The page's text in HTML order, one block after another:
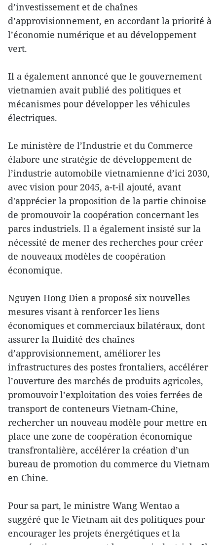
d’investissement et de chaînes
d’approvisionnement, en accordant la priorité à
l’économie numérique et au développement
vert.
Il a également annoncé que le gouvernement
vietnamien avait publié des politiques et
mécanismes pour développer les véhicules
électriques.
Le ministère de l’Industrie et du Commerce
élabore une stratégie de développement de
l’industrie automobile vietnamienne d’ici 2030,
avec vision pour 2045, a-t-il ajouté, avant
d'apprécier la proposition de la partie chinoise
de promouvoir la coopération concernant les
parcs industriels. Il a également insisté sur la
nécessité de mener des recherches pour créer
de nouveaux modèles de coopération
économique.
Nguyen Hong Dien a proposé six nouvelles
mesures visant à renforcer les liens
économiques et commerciaux bilatéraux, dont
assurer la fluidité des chaînes
d’approvisionnement, améliorer les
infrastructures des postes frontaliers, accélérer
l’ouverture des marchés de produits agricoles,
promouvoir l’exploitation des voies ferrées de
transport de conteneurs Vietnam-Chine,
rechercher un nouveau modèle pour mettre en
place une zone de coopération économique
transfrontalière, accélérer la création d’un
bureau de promotion du commerce du Vietnam
en Chine.
Pour sa part, le ministre Wang Wentao a
suggéré que le Vietnam ait des politiques pour
encourager les projets énergétiques et la